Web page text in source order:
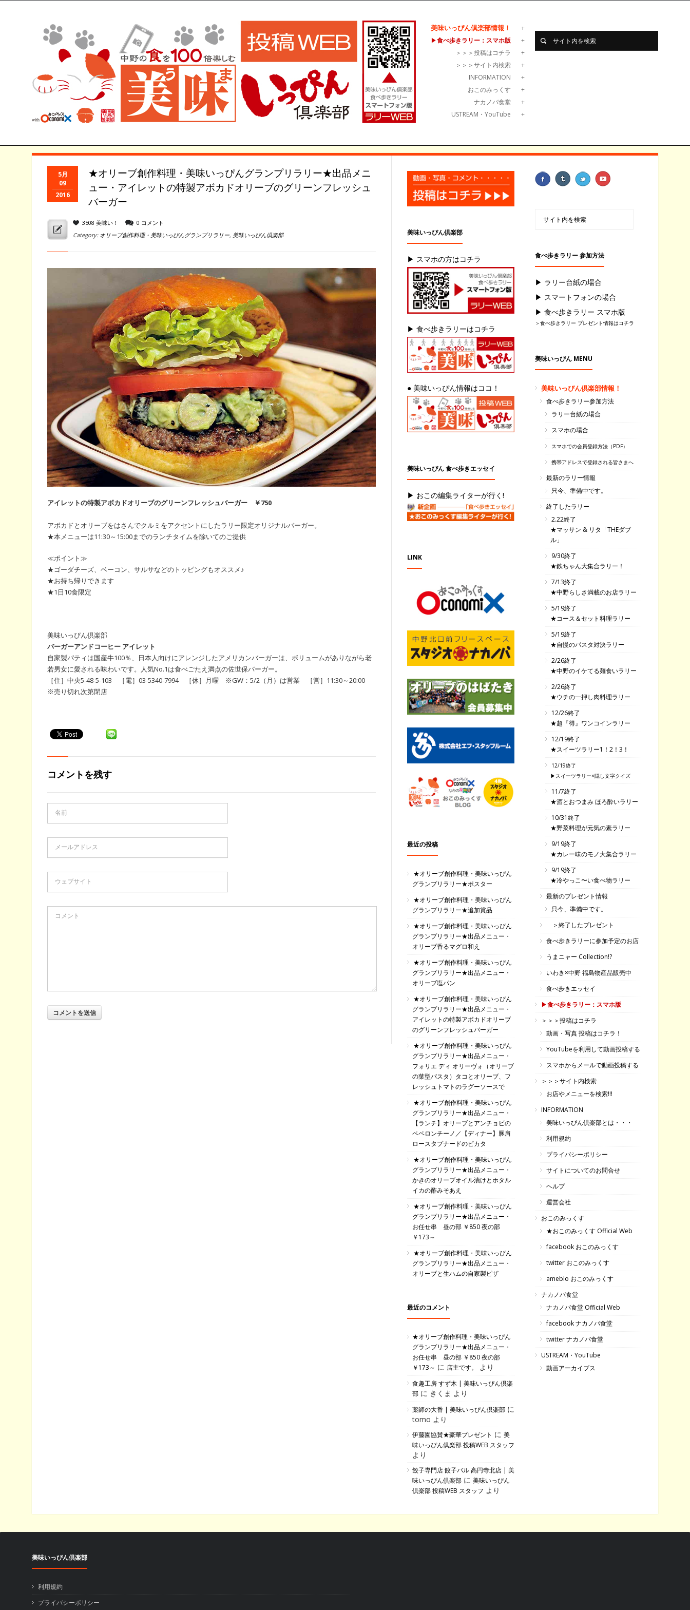
美味いっぴん倶楽部情報！
▶食べ歩きラリー：スマホ版
＞＞＞投稿はコチラ
＞＞＞サイト内検索
INFORMATION
おこのみっくす
ナカノバ食堂
USTREAM・YouTube
5月
09
2016
★オリーブ創作料理・美味いっぴんグランプリラリー★出品メニ
ュー・アイレットの特製アボカドオリーブのグリーンフレッシュ
バーガー
3508 美味い！
0 コメント
Category: オリーブ創作料理・美味いっぴんグランプリラリー, 美味いっぴん倶楽部
アイレットの特製アボカドオリーブのグリーンフレッシュバーガー ￥750
アボカドとオリーブをはさんでクルミをアクセントにしたラリー限定オリジナルバーガー。
★本メニューは11:30～15:00までのランチタイムを除いてのご提供
≪ポイント≫
★ゴーダチーズ、ベーコン、サルサなどのトッピングもオススメ♪
★お持ち帰りできます
★1日10食限定
美味いっぴん倶楽部
バーガーアンドコーヒー アイレット
自家製パティは国産牛100％、日本人向けにアレンジしたアメリカンバーガーは、ボリュームがありながら老
若男女に愛される味わいです。人気No.1は食べごたえ満点の佐世保バーガー。
［住］中央5-48-5-103 ［電］03-5340-7994 ［休］月曜 ※GW：5/2（月）は営業 ［営］11:30～20:00
※売り切れ次第閉店
コメントを残す
名前
メールアドレス
ウェブサイト
コメント
美味いっぴん倶楽部
▶ スマホの方はコチラ
▶ 食べ歩きラリーはコチラ
● 美味いっぴん情報はココ！
食べ歩きラリー 参加方法
▶ ラリー台紙の場合
▶ スマートフォンの場合
▶ 食べ歩きラリー スマホ版
＞食べ歩きラリー プレゼント情報はコチラ
美味いっぴん MENU
美味いっぴん倶楽部情報！
食べ歩きラリー参加方法
ラリー台紙の場合
スマホの場合
スマホでの会員登録方法（PDF）
携帯アドレスで登録される皆さまへ
最新のラリー情報
只今、準備中です。
終了したラリー
2.22終了
★マッサン & リタ「THEダブ
ル」
9/30終了
★鉄ちゃん大集合ラリー！
7/13終了
★中野らしさ満載のお店ラリー
5/19終了
★コース＆セット料理ラリー
5/19終了
★自慢のパスタ対決ラリー
2/26終了
★中野のイケてる麺食いラリー
2/26終了
★ウチの一押し肉料理ラリー
12/26終了
★超『得』ワンコインラリー
12/19終了
★スイーツラリー1！2！3！
12/19終了
▶スイーツラリー×隠し文字クイズ
11/7終了
★酒とおつまみ ほろ酔いラリー
10/31終了
★野菜料理が元気の素ラリー
9/19終了
★カレー味のモノ大集合ラリー
9/19終了
★冷やっこ〜い食べ物ラリー
最新のプレゼント情報
只今、準備中です。
＞終了したプレゼント
食べ歩きラリーに参加予定のお店
うまニャー Collection!?
いわき×中野 福島物産品販売中
食べ歩きエッセイ
▶食べ歩きラリー：スマホ版
＞＞＞投稿はコチラ
動画・写真 投稿はコチラ！
YouTubeを利用して動画投稿する
スマホからメールで動画投稿する
＞＞＞サイト内検索
お店やメニューを検索!!!
INFORMATION
美味いっぴん倶楽部とは・・・
利用規約
プライバシーポリシー
サイトについてのお問合せ
ヘルプ
運営会社
おこのみっくす
★おこのみっくす Official Web
facebook おこのみっくす
twitter おこのみっくす
ameblo おこのみっくす
ナカノバ食堂
ナカノバ食堂 Official Web
facebook ナカノバ食堂
twitter ナカノバ食堂
USTREAM・YouTube
動画アーカイブス
美味いっぴん 食べ歩きエッセイ
▶ おこの編集ライターが行く!
LINK
最近の投稿
★オリーブ創作料理・美味いっぴん
グランプリラリー★ポスター
★オリーブ創作料理・美味いっぴん
グランプリラリー★追加賞品
★オリーブ創作料理・美味いっぴん
グランプリラリー★出品メニュー・
オリーブ香るマグロ和え
★オリーブ創作料理・美味いっぴん
グランプリラリー★出品メニュー・
オリーブ塩パン
★オリーブ創作料理・美味いっぴん
グランプリラリー★出品メニュー・
アイレットの特製アボカドオリーブ
のグリーンフレッシュバーガー
★オリーブ創作料理・美味いっぴん
グランプリラリー★出品メニュー・
フォリエ ディ オリーヴォ（オリーブ
の葉型パスタ）タコとオリーブ、フ
レッシュトマトのラグーソースで
★オリーブ創作料理・美味いっぴん
グランプリラリー★出品メニュー・
【ランチ】オリーブとアンチョビの
ペペロンチーノ／【ディナー】豚肩
ロースタプナードのピカタ
★オリーブ創作料理・美味いっぴん
グランプリラリー★出品メニュー・
かきのオリーブオイル漬けとホタル
イカの酢みそあえ
★オリーブ創作料理・美味いっぴん
グランプリラリー★出品メニュー・
お任せ串 昼の部 ￥850 夜の部
￥173～
★オリーブ創作料理・美味いっぴん
グランプリラリー★出品メニュー・
オリーブと生ハムの自家製ピザ
最近のコメント
★オリーブ創作料理・美味いっぴん
グランプリラリー★出品メニュー・
お任せ串 昼の部 ￥850 夜の部
￥173～ に 店主です。 より
食趣工房 すず木 | 美味いっぴん倶楽
部 に きくま より
薬師の大番 | 美味いっぴん倶楽部 に
tomo より
伊藤園協賛★豪華プレゼント に 美
味いっぴん倶楽部 投稿WEB スタッフ
より
餃子専門店 餃子バル 高円寺北店 | 美
味いっぴん倶楽部 に 美味いっぴん
倶楽部 投稿WEB スタッフ より
美味いっぴん倶楽部
利用規約
プライバシーポリシー